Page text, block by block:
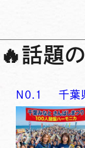
🔥話題
N0. 1 千葉